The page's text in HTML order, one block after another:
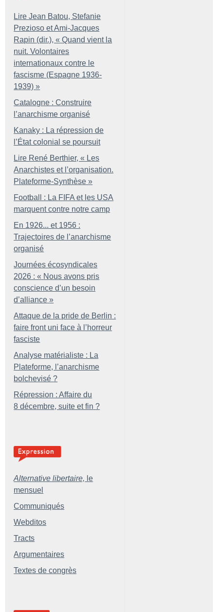
Lire Jean Batou, Stefanie
Prezioso et Ami-Jacques
Rapin (dir.), « Quand vient la
nuit. Volontaires
internationaux contre le
fascisme (Espagne 1936-
1939) »
Catalogne : Construire
l’anarchisme organisé
Kanaky : La répression de
l’État colonial se poursuit
Lire René Berthier, « Les
Anarchistes et l’organisation.
Plateforme-Synthèse »
Football : La FIFA et les USA
marquent contre notre camp
En 1926... et 1956 :
Trajectoires de l’anarchisme
organisé
Journées écosyndicales
2026 : « Nous avons pris
conscience d’un besoin
d’alliance »
Attaque de la pride de Berlin :
faire front uni face à l’horreur
fasciste
Analyse matérialiste : La
Plateforme, l’anarchisme
bolchevisé ?
Répression : Affaire du
8 décembre, suite et fin ?
Alternative libertaire, le
mensuel
Communiqués
Webditos
Tracts
Argumentaires
Textes de congrès